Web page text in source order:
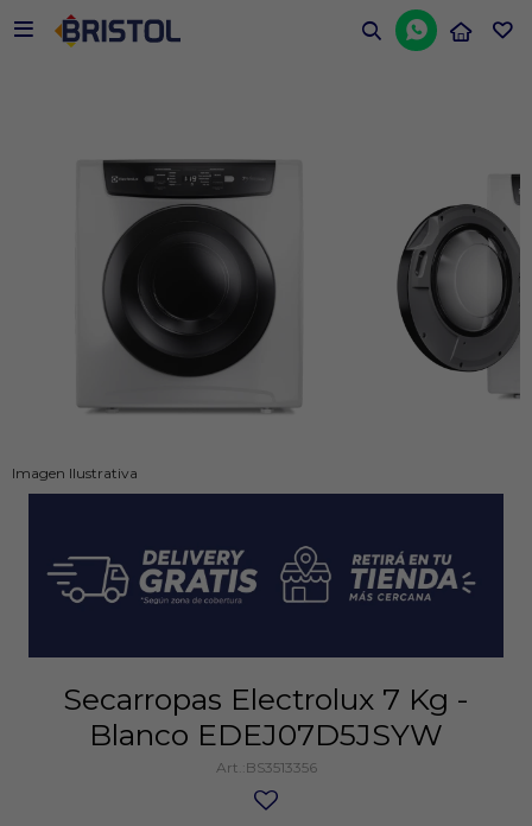


Imagen Ilustrativa
Secarropas Electrolux 7 Kg -
Blanco EDEJ07D5JSYW
BS3513356